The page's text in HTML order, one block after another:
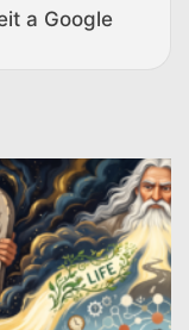
a Google